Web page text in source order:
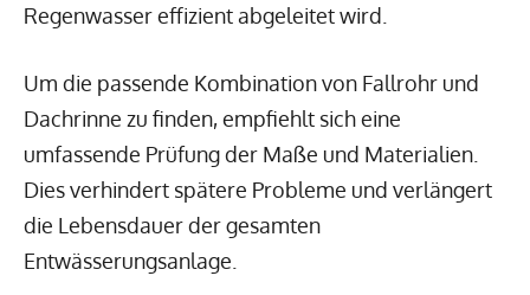
Regenwasser effizient abgeleitet wird.
Um die passende Kombination von Fallrohr und
Dachrinne zu finden, empfiehlt sich eine
umfassende Prüfung der Maße und Materialien.
Dies verhindert spätere Probleme und verlängert
die Lebensdauer der gesamten
Entwässerungsanlage.